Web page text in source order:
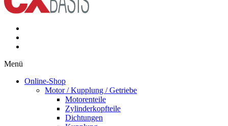
Menü
Online-Shop
Motor / Kupplung / Getriebe
Motorenteile
Zylinderkopfteile
Dichtungen